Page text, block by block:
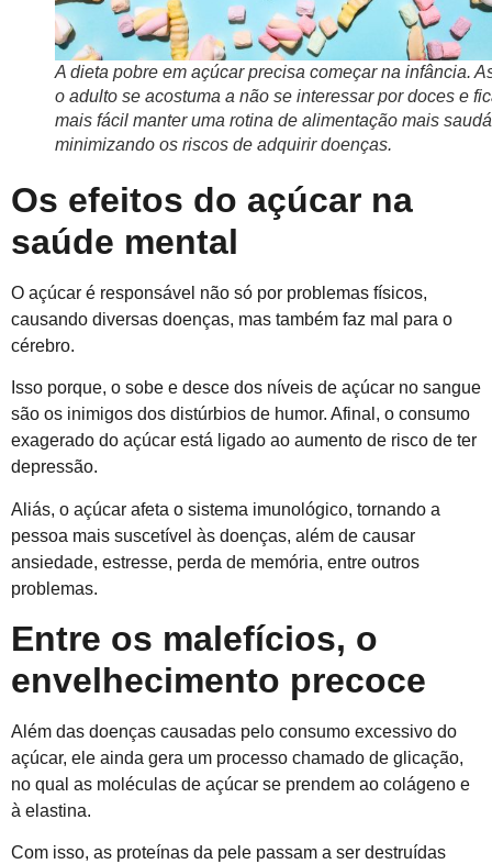
A dieta pobre em açúcar precisa começar na infância.
o adulto se acostuma a não se interessar por doces e
mais fácil manter uma rotina de alimentação mais
minimizando os riscos de adquirir doenças.
Os efeitos do açúcar na
saúde mental
O açúcar é responsável não só por problemas físicos,
causando diversas doenças, mas também faz mal para o
cérebro.
Isso porque, o sobe e desce dos níveis de açúcar no sangue
são os inimigos dos distúrbios de humor. Afinal, o consumo
exagerado do açúcar está ligado ao aumento de risco de ter
depressão.
Aliás, o açúcar afeta o sistema imunológico, tornando a
pessoa mais suscetível às doenças, além de causar
ansiedade, estresse, perda de memória, entre outros
problemas.
Entre os malefícios, o
envelhecimento precoce
Além das doenças causadas pelo consumo excessivo do
açúcar, ele ainda gera um processo chamado de glicação,
no qual as moléculas de açúcar se prendem ao colágeno e
à elastina.
Com isso, as proteínas da pele passam a ser destruídas